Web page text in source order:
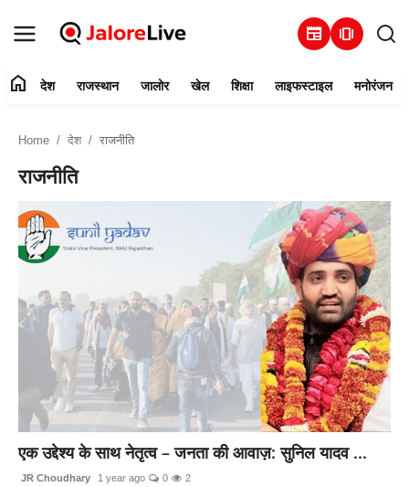
newspaper amp_stories
संपर्क करें
देश
राजस्थान
जालोर
लाइफस्टाइल
मनोरंजन
home देश राजस्थान जालोर खेल शिक्षा लाइफस्टाइल मनोरंजन
Home देश राजनीति
राजनीति
एक उद्देश्य के साथ नेतृत्व – जनता की आवाज़: सुनिल यादव ...
JR Choudhary 1 year ago 0 2